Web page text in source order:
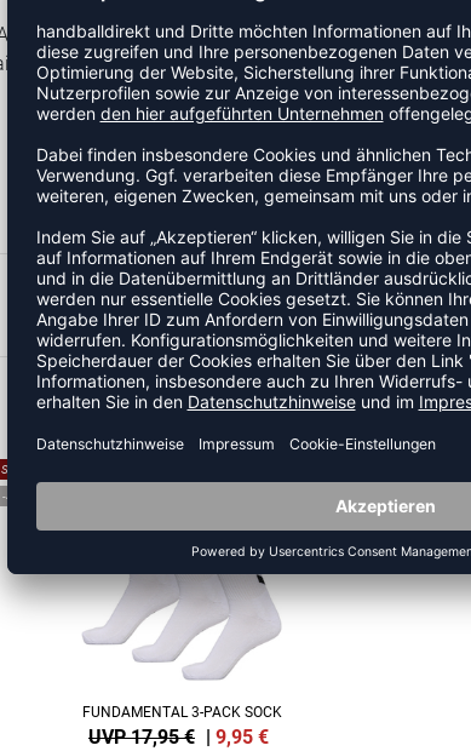
der Kategorie Socken. Sorgt für einen guten Sitz
Das Modell ist Teil der Craft Core-
ZULETZT
MEHR AUS DER
SALE
-45%
FUNDAMENTAL 3-PACK SOCK
UVP 17,95 € | 9,95 €